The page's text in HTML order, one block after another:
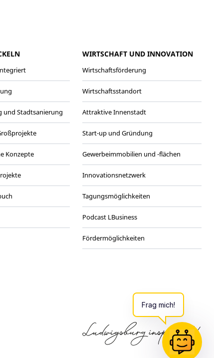
und Stadtsanierung
Konzepte
WIRTSCHAFT UND INNOVATION
Wirtschaftsförderung
Wirtschaftsstandort
Attraktive Innenstadt
Start-up und Gründung
Gewerbeimmobilien und -flächen
Innovationsnetzwerk
Tagungsmöglichkeiten
Podcast LBusiness
Fördermöglichkeiten